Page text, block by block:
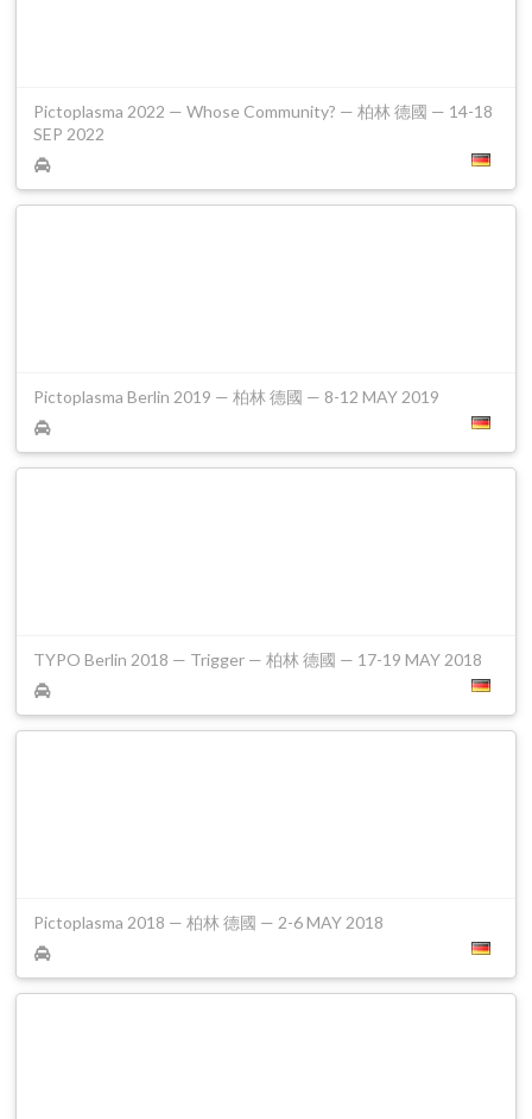
Pictoplasma 2022 — Whose Community? — 柏林 德國 — 14-18
SEP 2022
Pictoplasma Berlin 2019 — 柏林 德國 — 8-12 MAY 2019
TYPO Berlin 2018 — Trigger — 柏林 德國 — 17-19 MAY 2018
Pictoplasma 2018 — 柏林 德國 — 2-6 MAY 2018